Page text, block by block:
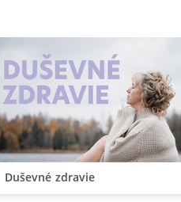
Duševné zdravie